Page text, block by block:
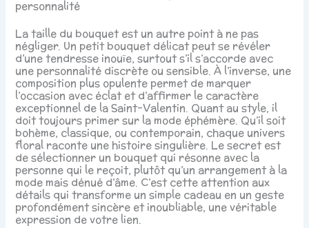
personnalité
La taille du bouquet est un autre point à ne pas
négliger. Un petit bouquet délicat peut se révéler
d’une tendresse inouïe, surtout s’il s’accorde avec
une personnalité discrète ou sensible. À l’inverse, une
composition plus opulente permet de marquer
l’occasion avec éclat et d’affirmer le caractère
exceptionnel de la Saint-Valentin. Quant au style, il
doit toujours primer sur la mode éphémère. Qu’il soit
bohème, classique, ou contemporain, chaque univers
floral raconte une histoire singulière. Le secret est
de sélectionner un bouquet qui résonne avec la
personne qui le reçoit, plutôt qu’un arrangement à la
mode mais dénué d’âme. C’est cette attention aux
détails qui transforme un simple cadeau en un geste
profondément sincère et inoubliable, une véritable
expression de votre lien.